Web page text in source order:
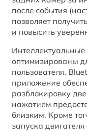
после события
позволяет
и повысить
оптимизированы
пользователя.
приложение
разблокировку
нажатием
близким. Кроме
запуска